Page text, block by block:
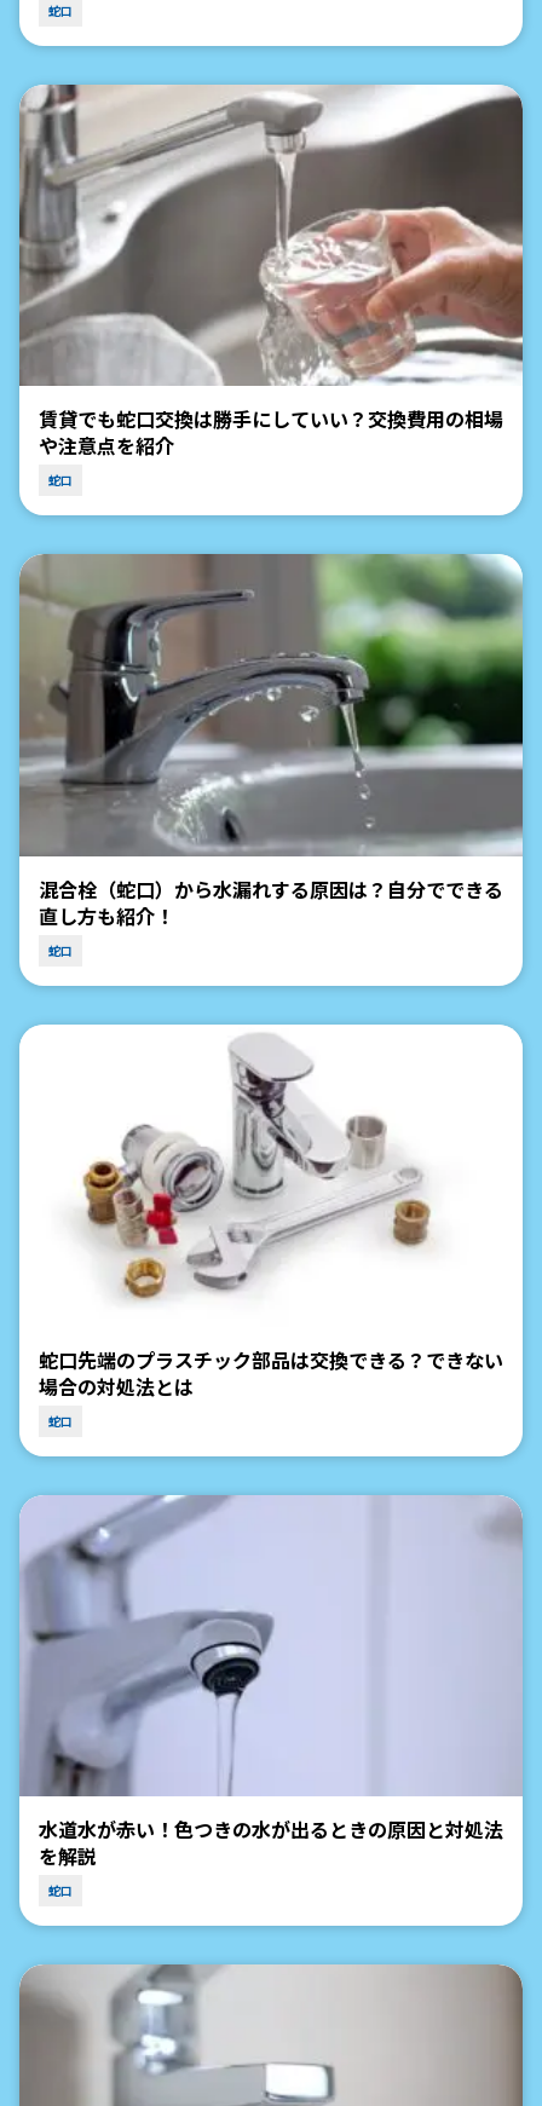
蛇口
賃貸でも蛇口交換は勝手にしていい？交換費用の相場
や注意点を紹介
蛇口
混合栓（蛇口）から水漏れする原因は？自分でできる
直し方も紹介！
蛇口
蛇口先端のプラスチック部品は交換できる？できない
場合の対処法とは
蛇口
水道水が赤い！色つきの水が出るときの原因と対処法
を解説
蛇口